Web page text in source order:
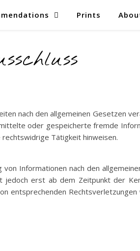
Prints
nach den allgemeinen Gesetzen
oder gespeicherte fremde
Tätigkeit hinweisen.
Informationen nach den
jedoch erst ab dem Zeitpunkt der
entsprechenden